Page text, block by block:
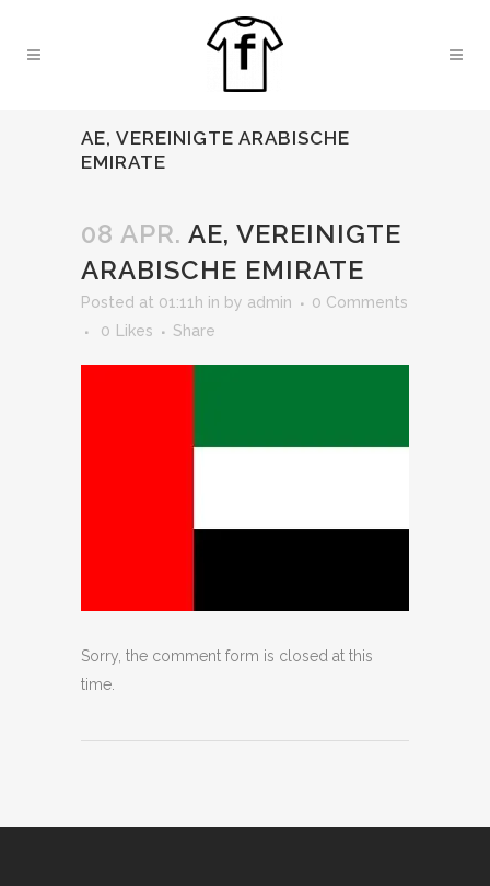
AE, VEREINIGTE ARABISCHE
EMIRATE
08 APR. AE, VEREINIGTE
ARABISCHE EMIRATE
Posted at 01:11h in by admin
0 Comments
0
Likes Share
Sorry, the comment form is closed at this
time.